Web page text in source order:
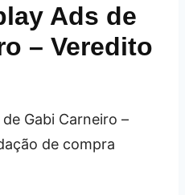
Ads de
– Veredito